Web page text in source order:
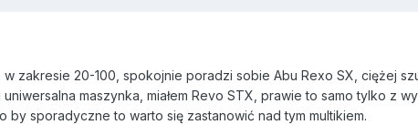
zakresie 20-100, spokojnie poradzi sobie Abu Rexo SX, ciężej
maszynka, miałem Revo STX, prawie to samo tylko z
by sporadyczne to warto się zastanowić nad tym multikiem.